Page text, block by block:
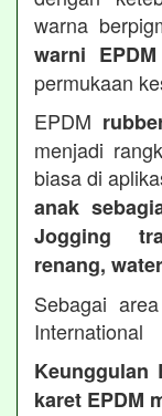
warna
warni
permukaan
EPDM
menjadi
biasa di
anak
Jogging
renang,
Sebagai
International
karet EPDM